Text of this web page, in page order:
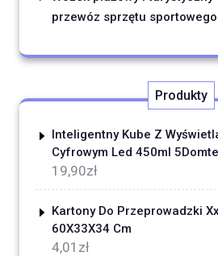
przewóz sprzętu sportowego
Produkty
Inteligentny Kube Z
Cyfrowym Led 450ml
19,90zł
Kartony Do Przeprowadzki
60X33X34 Cm
4,01 zł